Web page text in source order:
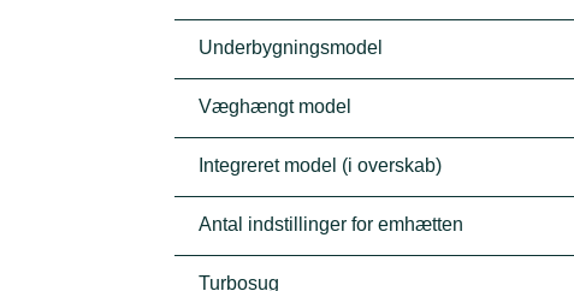
Underbygningsmodel
Væghængt model
Integreret model (i overskab)
Antal indstillinger for emhætten
Turbosug